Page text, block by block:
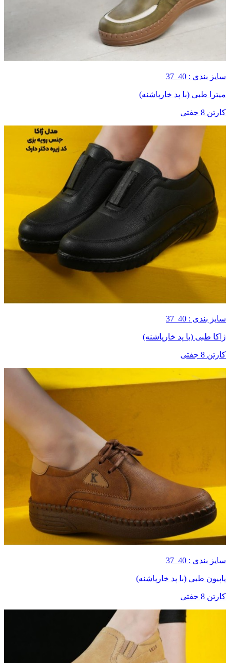
سایز بندی : 40_37
میترا طبی (با پد خارپاشنه)
کارتن 8 جفتی
سایز بندی : 40_37
ژاکا طبی (با پد خارپاشنه)
کارتن 8 جفتی
سایز بندی : 40_37
پاپیون طبی (با پد خارپاشنه)
کارتن 8 جفتی